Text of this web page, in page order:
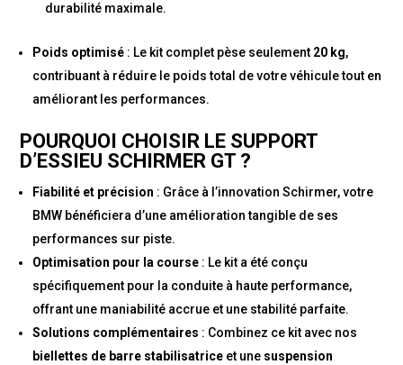
durabilité maximale.
Poids optimisé : Le kit complet pèse seulement 20 kg,
contribuant à réduire le poids total de votre véhicule tout en
améliorant les performances.
POURQUOI CHOISIR LE SUPPORT
D’ESSIEU SCHIRMER GT ?
Fiabilité et précision : Grâce à l’innovation Schirmer, votre
BMW bénéficiera d’une amélioration tangible de ses
performances sur piste.
Optimisation pour la course : Le kit a été conçu
spécifiquement pour la conduite à haute performance,
offrant une maniabilité accrue et une stabilité parfaite.
Solutions complémentaires : Combinez ce kit avec nos
biellettes de barre stabilisatrice et une suspension